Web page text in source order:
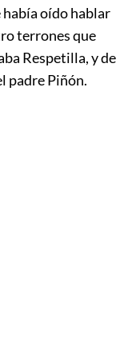
oído hablar
terrones que
Respetilla, y de
padre Piñón.